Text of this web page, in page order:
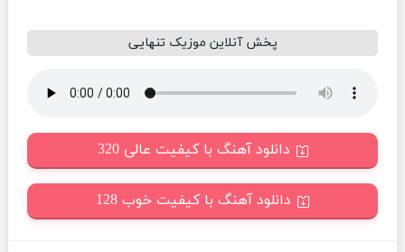
پخش آنلاین موزیک تنهایی
دانلود آهنگ با کیفیت عالی 320
دانلود آهنگ با کیفیت خوب 128